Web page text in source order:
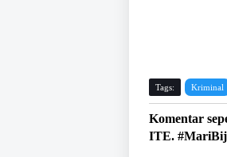
Tags: Kriminal
Komentar
ITE.